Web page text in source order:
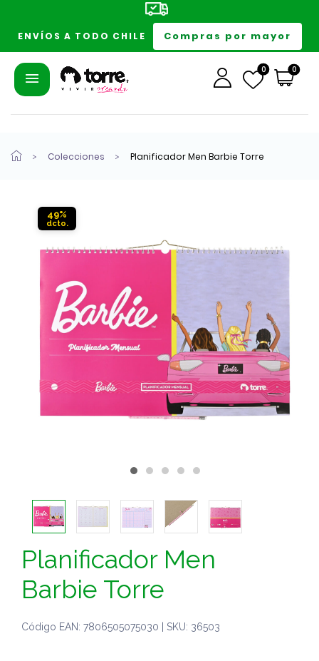
ENVÍOS A TODO CHILE Compras por mayor
0 0
Colecciones Planificador Men Barbie Torre
49%
Planificador Men
Barbie Torre
Código EAN: 7806505075030 | SKU: 36503